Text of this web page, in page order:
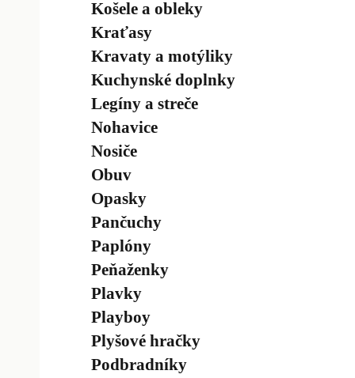
Košele a obleky
Kraťasy
Kravaty a motýliky
Kuchynské doplnky
Legíny a streče
Nohavice
Nosiče
Obuv
Opasky
Pančuchy
Paplóny
Peňaženky
Plavky
Playboy
Plyšové hračky
Podbradníky